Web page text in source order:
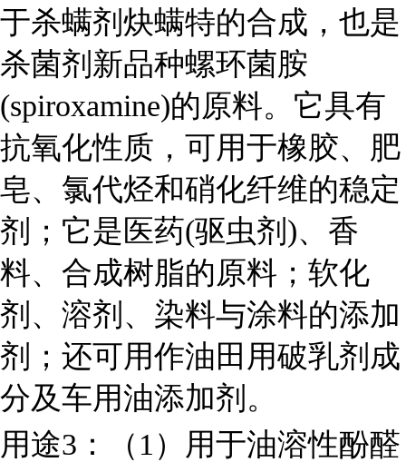
于杀螨剂炔螨特的合成，也是
杀菌剂新品种螺环菌胺
(spiroxamine)的原料。它具有
抗氧化性质，可用于橡胶、肥
皂、氯代烃和硝化纤维的稳定
剂；它是医药(驱虫剂)、香
料、合成树脂的原料；软化
剂、溶剂、染料与涂料的添加
剂；还可用作油田用破乳剂成
分及车用油添加剂。
用途3：（1）用于油溶性酚醛